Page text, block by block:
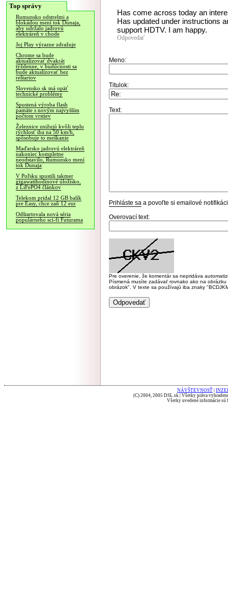
Top správy
Rumunsko odstrelmi a
blokádou mení tok Dunaja,
aby udržalo jadrovú
elektráreň v chode
Joj Play výrazne zdražuje
Chrome sa bude
aktualizovať dvakrát
týždenne, v budúcnosti sa
bude aktualizovať bez
reštartov
Slovensko.sk má opäť
technické problémy
Spustená výroba flash
pamäte s novým najvyšším
počtom vrstiev
Železnice znižujú kvôli teplu
rýchlosť iba na 50 km/h,
spôsobuje to meškanie
Maďarsko jadrovú elektráreň
nakoniec kompletne
neodstavilo, Rumunsko mení
tok Dunaja
V Poľsku spustili takmer
gigawatthodinové úložisko,
z LiFePO4 článkov
Telekom pridal 12 GB balík
pre Easy, chce zaň 12 eur
Odštartovala nová séria
populárneho sci-fi Futurama
Has come across today an
Has updated under instructions
support HDTV. I am happy.
Odpovedať
Meno:
Titulok:
Text:
Prihláste sa a povoľte si emailové
Overovací text:
Pre overenie, že komentár sa nepridáva
Písmená musíte zadávať rovnako ako na
obrázok". V texte sa používajú iba znaky
NÁVŠTEVNOSŤ
(C) 2004, 2005 DSL.sk | Všetky práva
Všetky uvedené informácie sú